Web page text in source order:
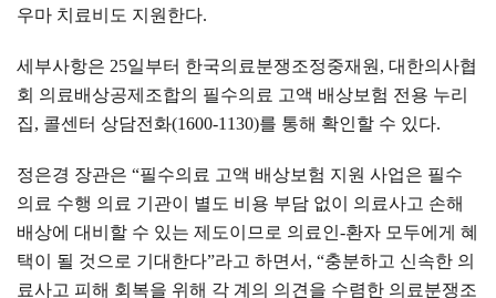
우마 치료비도 지원한다.
세부사항은 25일부터 한국의료분쟁조정중재원 , 대한의사협
회 의료배상공제조합의 필수의료 고액 배상보험 전용 누리
집, 콜센터 상담전화(1600-1130)를 통해 확인할 수 있다.
정은경 장관은 “필수의료 고액 배상보험 지원 사업은 필수
의료 수행 의료 기관이 별도 비용 부담 없이 의료사고 손해
배상에 대비할 수 있는 제도이므로 의료인-환자 모두에게 혜
택이 될 것으로 기대한다”라고 하면서 , “충분하고 신속한 의
료사고 피해 회복을 위해 각 계의 의견을 수렴한 의료분쟁조